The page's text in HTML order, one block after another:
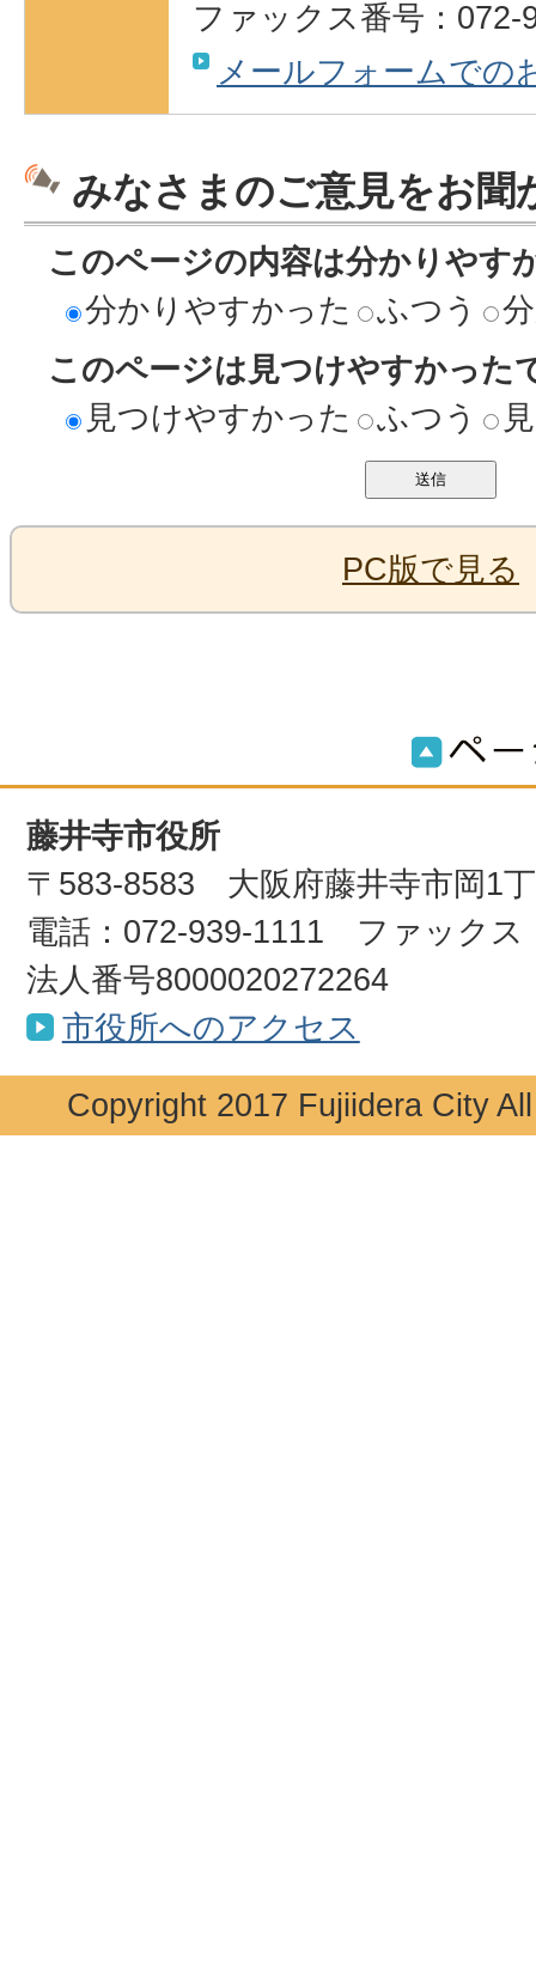
ファックス番号：072-
メールフォームでの
みなさまのご意見をお聞
このページの内容は分かりやす
分かりやすかった
ふつう
このページは見つけやすかった
見つけやすかった
ふつう
PC版で見る
藤井寺市役所
〒583-8583 大阪府藤井寺市岡1
電話：072-939-1111 ファックス
法人番号8000020272264
市役所へのアクセス
Copyright 2017 Fujiidera City